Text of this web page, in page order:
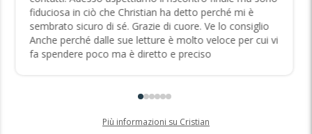
fiduciosa in ciò che Christian ha detto perché mi è
sembrato sicuro di sé. Grazie di cuore. Ve lo consiglio
Anche perché dalle sue letture è molto veloce per cui vi
fa spendere poco ma è diretto e preciso
Più informazioni su Cristian